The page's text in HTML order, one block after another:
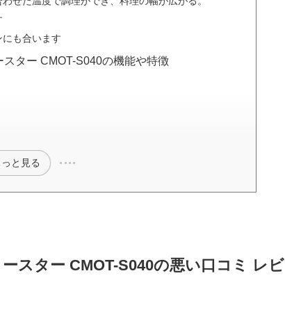
も合います
ター CMOT-S040の機能や特徴
っと見る
スター CMOT-S040の悪い口コミ レビ